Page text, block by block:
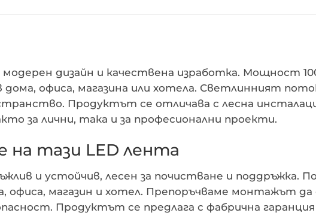
модерен дизайн и качествена изработка. Мощност
офиса, магазина или хотела. Светлинният
Продуктът се отличава с лесна
за лични, така и за професионални проекти.
тази LED лента
и устойчив, лесен за почистване и поддръжка.
магазин и хотел. Препоръчваме монтажът
Продуктът се предлага с фабрична